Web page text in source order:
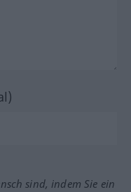
sind, indem Sie ein